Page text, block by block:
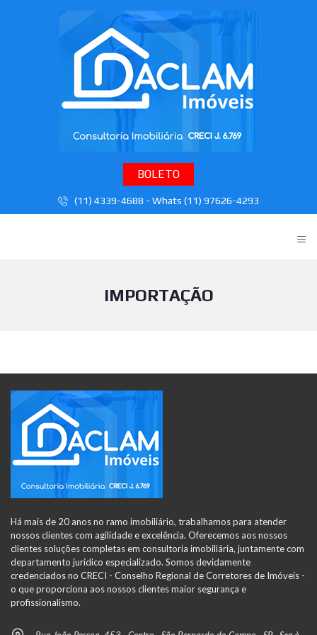
BOLETO
(11) 4339-4688 - Whats (11) 97626-4293
≡
IMPORTAÇÃO
Há mais de 20 anos no ramo imobiliário, trabalhamos para atender
nossos clientes com agilidade e excelência. Oferecemos aos nossos
clientes soluções completas em consultoria imobiliária, juntamente com
departamento jurídico especializado. Somos devidamente
credenciados no CRECI - Conselho Regional de Corretores de Imóveis -
o que proporciona aos nossos clientes maior segurança e
profissionalismo.